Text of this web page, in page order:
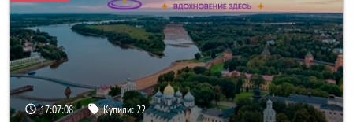
17:07:07 Купили: 22